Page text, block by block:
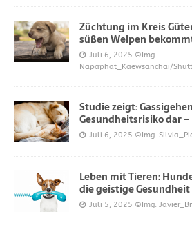
Züchtung im Kreis
süßen Welpen
Juli 6, 2025 ©Img.
Napaphat_Kaewsanchai/
Studie zeigt:
Gesundheitsrisiko dar
Juli 6, 2025 ©Img.
Leben mit Tieren:
die geistige
Juli 5, 2025 ©Img.